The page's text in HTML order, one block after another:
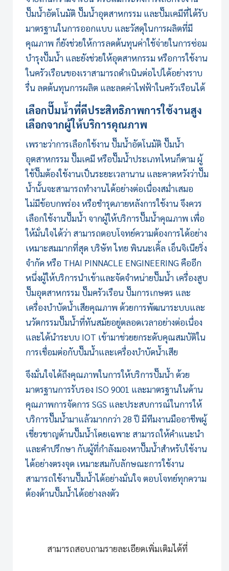
ปั๊มน้ำอัตโนมัติ ปั๊มน้ำอุตสาหกรรม และปั๊มเคมีที่ได้รับ
มาตรฐานในการออกแบบ และวัสดุในการผลิตที่มี
คุณภาพ ก็ยังช่วยให้การลดต้นทุนค่าใช้จ่ายในการซ่อม
บำรุงปั๊มน้ำ และยังช่วยให้อุตสาหกรรม หรือการใช้งาน
ในครัวเรือนของเราสามารถดำเนินต่อไปได้อย่างราบ
รื่น ลดต้นทุนการผลิต และลดค่าไฟฟ้าในครัวเรือนได้
เลือกปั๊มน้ำที่ดีประสิทธิภาพการใช้งานสูง
เลือกจากผู้ให้บริการคุณภาพ
เพราะว่าการเลือกใช้งานปั๊มน้ำอัตโนมัติปั๊มน้ำ
อุตสาหกรรมปั๊มเคมีหรือปั๊มน้ำประเภทไหนก็ตาม ผู้
ใช้ปั๊มต้องใช้งานเป็นระยะเวลานาน และคาดหวังว่าปั๊ม
น้ำนั้นจะสามารถทำงานได้อย่างต่อเนื่องสม่ำเสมอ
ไม่มีข้อบกพร่อง หรือชำรุดภายหลังการใช้งาน จึงควร
เลือกใช้งานปั๊มน้ำ จากผู้ให้บริการปั๊มน้ำคุณภาพ เพื่อ
ให้มั่นใจได้ว่า สามารถตอบโจทย์ความต้องการได้อย่าง
เหมาะสมมากที่สุด บริษัท ไทย พินนะเคิ้ล เอ็นจิเนียริ่ง
จำกัด หรือ THAI PINNACLE ENGINEERING คืออีก
หนึ่งผู้ให้บริการนำเข้าและจัดจำหน่ายปั๊มน้ำ เครื่องสูบ
ปั๊มอุตสาหกรรม ปั๊มครัวเรือน ปั๊มการเกษตร และ
เครื่องบำบัดน้ำเสียคุณภาพ ด้วยการพัฒนาระบบและ
นวัตกรรมปั๊มน้ำที่ทันสมัยอยู่ตลอดเวลาอย่างต่อเนื่อง
และได้นำระบบ IOT เข้ามาช่วยยกระดับคุณสมบัติใน
การเชื่อมต่อกับปั๊มน้ำและเครื่องบำบัดน้ำเสีย
จึงมั่นใจได้ถึงคุณภาพในการให้บริการปั๊มน้ำ ด้วย
มาตรฐานการรับรอง ISO 9001 และมาตรฐานในด้าน
คุณภาพการจัดการ SGS และประสบการณ์ในการให้
บริการปั๊มน้ำมาแล้วมากกว่า 28 ปี มีทีมงานมืออาชีพผู้
เชี่ยวชาญด้านปั๊มน้ำโดยเฉพาะ สามารถให้คำแนะนำ
และคำปรึกษา กับผู้ที่กำลังมองหาปั๊มน้ำสำหรับใช้งาน
ได้อย่างตรงจุด เหมาะสมกับลักษณะการใช้งาน
สามารถใช้งานปั๊มน้ำได้อย่างมั่นใจ ตอบโจทย์ทุกความ
ต้องด้านปั๊มน้ำได้อย่างลงตัว
สามารถสอบถามรายละเอียดเพิ่มเติมได้ที่